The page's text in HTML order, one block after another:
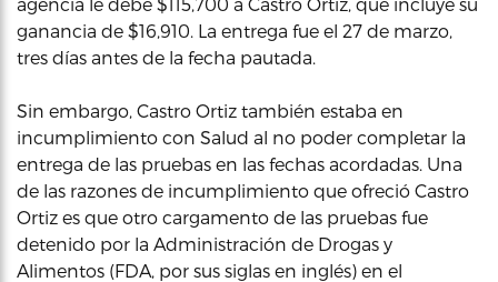
ganancia de $16,910. La entrega fue el 27 de marzo,
tres días antes de la fecha pautada.
Sin embargo, Castro Ortiz también estaba en
incumplimiento con Salud al no poder completar la
entrega de las pruebas en las fechas acordadas. Una
de las razones de incumplimiento que ofreció Castro
Ortiz es que otro cargamento de las pruebas fue
detenido por la Administración de Drogas y
Alimentos (FDA, por sus siglas en inglés) en el